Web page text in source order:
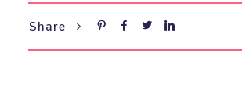
Share